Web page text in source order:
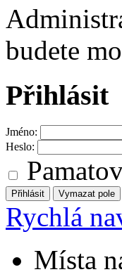
budete
Přihlásit
Jméno:
Heslo:
Rychlá
Místa